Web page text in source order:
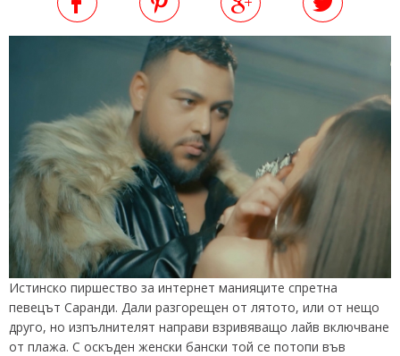
Истинско пиршество за интернет манияците спретна
певецът Саранди. Дали разгорещен от лятото, или от нещо
друго, но изпълнителят направи взривяващо лайв включване
от плажа. С оскъден женски бански той се потопи във